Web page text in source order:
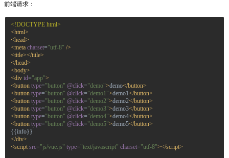
前端请求：
<!DOCTYPE html>
<html>
<head>
<meta charset="utf-8" />
<title></title>
</head>
<body>
<div id="app">
<button type="button" @click="demo">demo</button>
<button type="button" @click="demo1">demo1</button>
<button type="button" @click="demo2">demo2</button>
<button type="button" @click="demo3">demo3</button>
<button type="button" @click="demo4">demo4</button>
<button type="button" @click="demo5">demo5</button>
{{info}}
</div>
<script src="js/vue.js" type="text/javascript" charset="utf-8"></script>